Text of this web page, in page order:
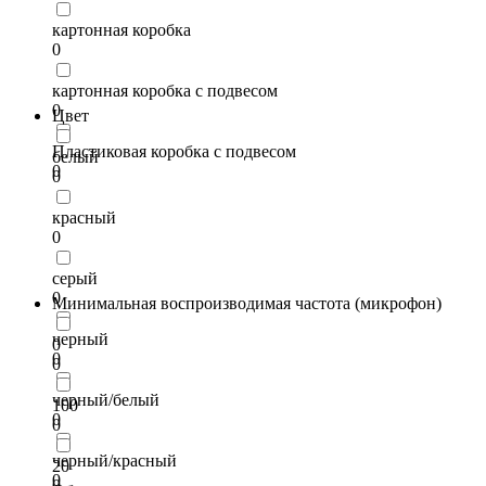
картонная коробка
0
картонная коробка с подвесом
0
Пластиковая коробка с подвесом
0
Цвет
белый
0
красный
0
серый
0
черный
0
черный/белый
0
черный/красный
0
Минимальная воспроизводимая частота (микрофон)
0
0
100
0
20